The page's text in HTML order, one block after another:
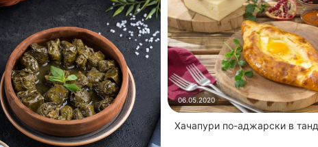
06.05.2020
Хачапури по-аджарски в